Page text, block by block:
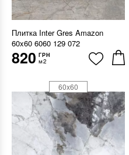
Плитка Inter Gres Amazon
60x60 6060 129 072
820 ГРН
м2
60x60